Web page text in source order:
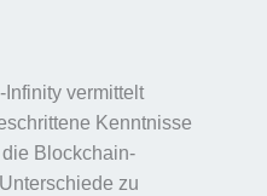
Infinity vermittelt
Kenntnisse
Blockchain-
zu